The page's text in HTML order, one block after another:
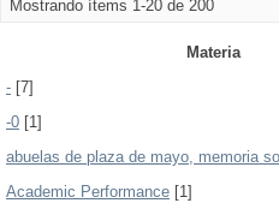
Mostrando ítems 1-20 de 200
Materia
- [7]
-0 [1]
abuelas de plaza de mayo, memoria
Academic Performance [1]